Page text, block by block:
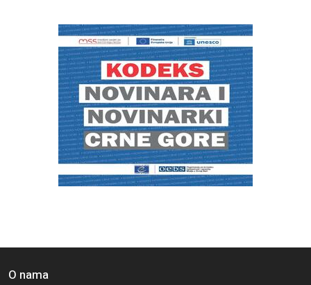
O nama